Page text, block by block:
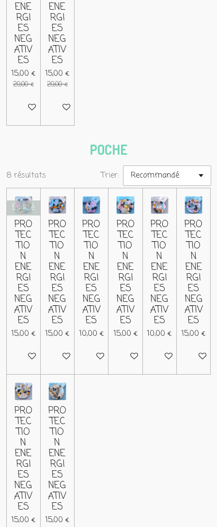
ENE
RGI
ES
NEG
ATIV
ES
15,00 €
20,00 €
Ajouter au panier
ENE
RGI
ES
NEG
ATIV
ES
15,00 €
20,00 €
Ajouter au panier
POCHE
8 résultats Trier:
Épuisé
PRO
TEC
TIO
N
ENE
RGI
ES
NEG
ATIV
ES
15,00 €
Épuisé
PRO
TEC
TIO
N
ENE
RGI
ES
NEG
ATIV
ES
15,00 €
Ajouter au panier
PRO
TEC
TIO
N
ENE
RGI
ES
NEG
ATIV
ES
10,00 €
Ajouter au panier
PRO
TEC
TIO
N
ENE
RGI
ES
NEG
ATIV
ES
15,00 €
Ajouter au panier
PRO
TEC
TIO
N
ENE
RGI
ES
NEG
ATIV
ES
10,00 €
Ajouter au panier
PRO
TEC
TIO
N
ENE
RGI
ES
NEG
ATIV
ES
15,00 €
PRO
TEC
TIO
N
ENE
RGI
ES
NEG
ATIV
ES
15,00 €
PRO
TEC
TIO
N
ENE
RGI
ES
NEG
ATIV
ES
15,00 €